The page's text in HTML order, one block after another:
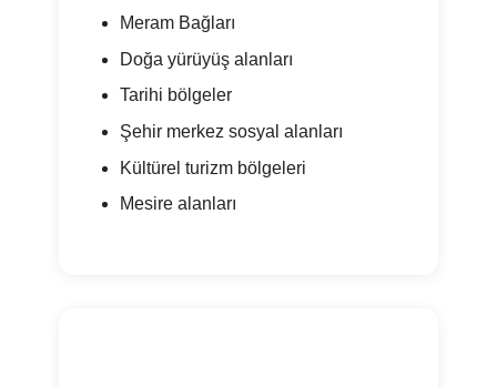
Meram Bağları
Doğa yürüyüş alanları
Tarihi bölgeler
Şehir merkez sosyal alanları
Kültürel turizm bölgeleri
Mesire alanları